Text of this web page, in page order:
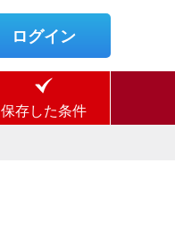
ログイン
保存した条件